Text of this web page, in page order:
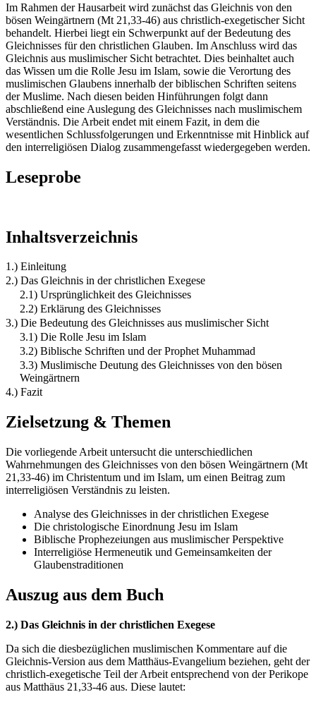
Im Rahmen der Hausarbeit wird zunächst das Gleichnis von den
bösen Weingärtnern (Mt 21,33-46) aus christlich-exegetischer Sicht
behandelt. Hierbei liegt ein Schwerpunkt auf der Bedeutung des
Gleichnisses für den christlichen Glauben. Im Anschluss wird das
Gleichnis aus muslimischer Sicht betrachtet. Dies beinhaltet auch
das Wissen um die Rolle Jesu im Islam, sowie die Verortung des
muslimischen Glaubens innerhalb der biblischen Schriften seitens
der Muslime. Nach diesen beiden Hinführungen folgt dann
abschließend eine Auslegung des Gleichnisses nach muslimischem
Verständnis. Die Arbeit endet mit einem Fazit, in dem die
wesentlichen Schlussfolgerungen und Erkenntnisse mit Hinblick auf
den interreligiösen Dialog zusammengefasst wiedergegeben werden.
Leseprobe
Inhaltsverzeichnis
1.) Einleitung
2.) Das Gleichnis in der christlichen Exegese
2.1) Ursprünglichkeit des Gleichnisses
2.2) Erklärung des Gleichnisses
3.) Die Bedeutung des Gleichnisses aus muslimischer Sicht
3.1) Die Rolle Jesu im Islam
3.2) Biblische Schriften und der Prophet Muhammad
3.3) Muslimische Deutung des Gleichnisses von den bösen
Weingärtnern
4.) Fazit
Zielsetzung & Themen
Die vorliegende Arbeit untersucht die unterschiedlichen
Wahrnehmungen des Gleichnisses von den bösen Weingärtnern (Mt
21,33-46) im Christentum und im Islam, um einen Beitrag zum
interreligiösen Verständnis zu leisten.
Analyse des Gleichnisses in der christlichen Exegese
Die christologische Einordnung Jesu im Islam
Biblische Prophezeiungen aus muslimischer Perspektive
Interreligiöse Hermeneutik und Gemeinsamkeiten der
Glaubenstraditionen
Auszug aus dem Buch
2.) Das Gleichnis in der christlichen Exegese
Da sich die diesbezüglichen muslimischen Kommentare auf die
Gleichnis-Version aus dem Matthäus-Evangelium beziehen, geht der
christlich-exegetische Teil der Arbeit entsprechend von der Perikope
aus Matthäus 21,33-46 aus. Diese lautet: